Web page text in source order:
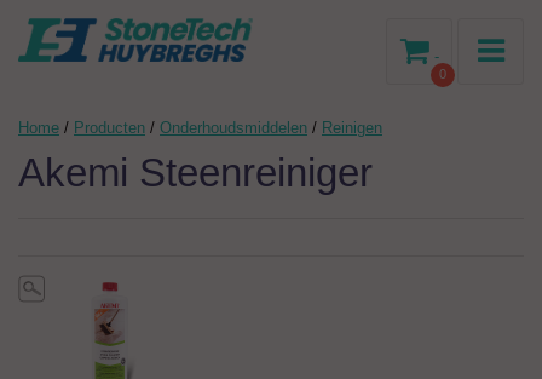
0
-
Home / Producten / Onderhoudsmiddelen / Reinigen
Akemi Steenreiniger